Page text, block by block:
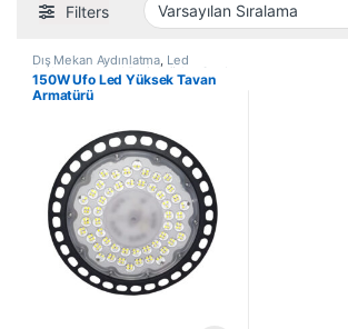
Filters
Dış Mekan Aydınlatma Led
Aydınlatma ,Led Projektörler Smd
Ledli Projektorler
150W Ufo Led Yüksek Tavan
Armatürü